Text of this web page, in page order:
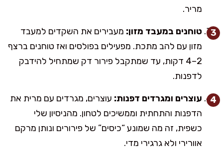
מריר.
טוחנים במעבד מזון: מעבירים את השקדים למעבד
מזון עם להב מתכת. מפעילים בפולסים ואז טוחנים ברצף
2–4 דקות, עד שמתקבל פירור דק שמתחיל להידבק
לדפנות.
עוצרים ומגרדים דפנות: עוצרים, מגרדים עם מרית את
הדפנות והתחתית וממשיכים לטחון. מהניסיון שלי
כשפית, זה מה שמונע “כיסים” של פירורים ונותן מרקם
אוורירי ולא גרגירי מדי.